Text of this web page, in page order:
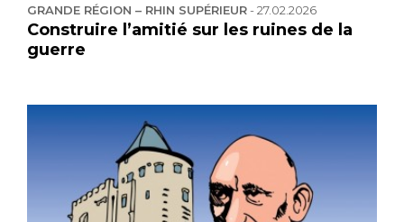
GRANDE RÉGION – RHIN SUPÉRIEUR-27.02.2026
Construire l’amitié sur les ruines de la
guerre